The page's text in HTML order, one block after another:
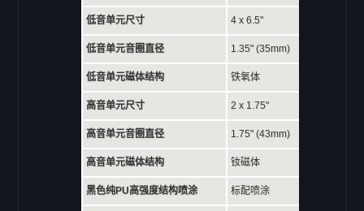
低音单元尺寸 4 x 6.5"
低音单元音圈直径 1.35" (35mm)
低音单元磁体结构 铁氧体
高音单元尺寸 2 x 1.75"
高音单元音圈直径 1.75" (43mm)
高音单元磁体结构 钕磁体
黑色纯PU高强度结构喷涂 标配喷涂